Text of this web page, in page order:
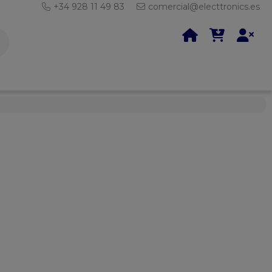
+34 928 11 49 83 comercial@electtronics.es